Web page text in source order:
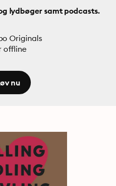
lydbøger samt podcasts.
Originals
offline
nu